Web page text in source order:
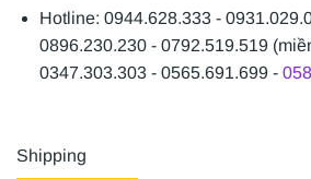
Hotline: 0944.628.333 -
0896.230.230 - 0792.519.519
0347.303.303 - 0565.691.699 -
Shipping